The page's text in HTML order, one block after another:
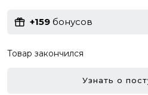
+159 бонусов
Товар закончился
Узнать о